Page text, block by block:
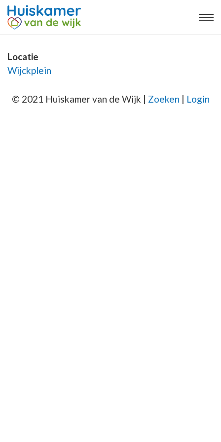
Locatie
Wijckplein
© 2021 Huiskamer van de Wijk | Zoeken | Login